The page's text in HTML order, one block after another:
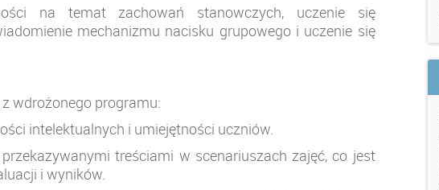
na temat zachowań stanowczych, uczenie się
mechanizmu nacisku grupowego i uczenie się
wdrożonego programu:
intelektualnych i umiejętności uczniów.
treściami w scenariuszach zajęć, co jest
i wyników.